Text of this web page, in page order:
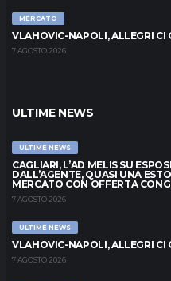
MERCATO
VLAHOVIC-NAPOLI, ALLEGRI CI
7 AGOSTO 2026
ULTIME NEWS
ULTIME NEWS
CAGLIARI, L’AD MELIS SU
DALL’AGENTE, QUASI UNA
MERCATO CON OFFERTA
7 AGOSTO 2026
ULTIME NEWS
VLAHOVIC-NAPOLI, ALLEGRI CI
7 AGOSTO 2026